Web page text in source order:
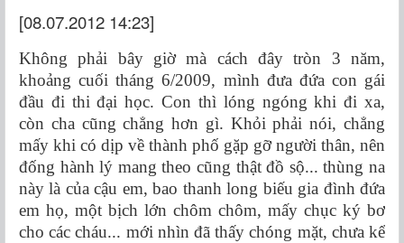
[08.07.2012 14:23]
Không phải bây giờ mà cách đây tròn 3 năm,
khoảng cuối tháng 6/2009, mình đưa đứa con gái
đầu đi thi đại học. Con thì lóng ngóng khi đi xa,
còn cha cũng chẳng hơn gì. Khỏi phải nói, chẳng
mấy khi có dịp về thành phố gặp gỡ người thân, nên
đống hành lý mang theo cũng thật đồ sộ... thùng na
này là của cậu em, bao thanh long biếu gia đình đứa
em họ, một bịch lớn chôm chôm, mấy chục ký bơ
cho các cháu... mới nhìn đã thấy chóng mặt, chưa kể